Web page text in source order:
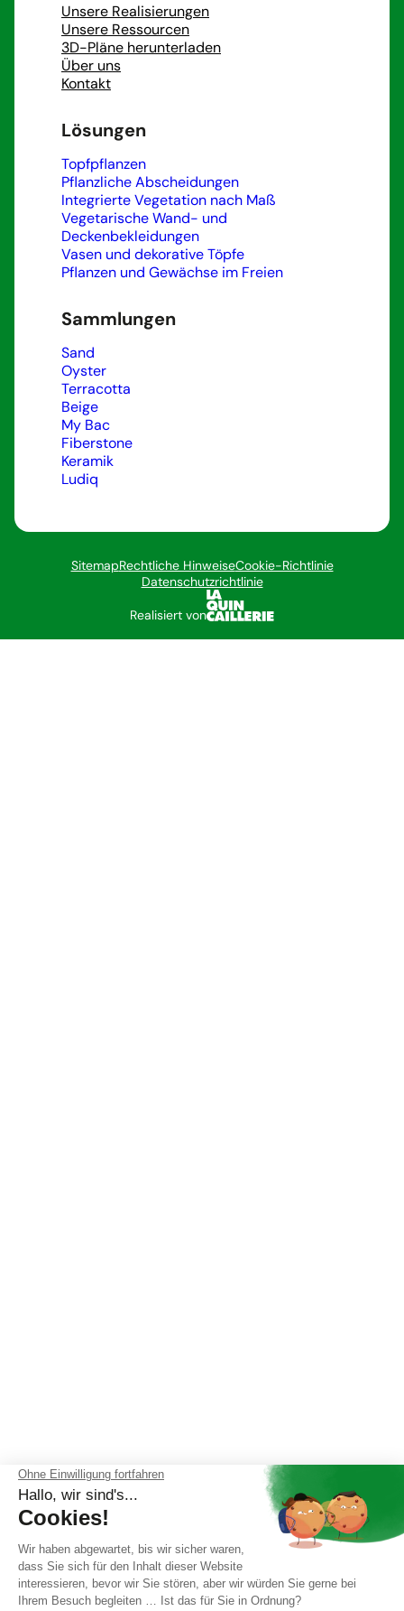
Unsere Realisierungen
Unsere Ressourcen
3D-Pläne herunterladen
Über uns
Kontakt
Lösungen
Topfpflanzen
Pflanzliche Abscheidungen
Integrierte Vegetation nach Maß
Vegetarische Wand- und
Deckenbekleidungen
Vasen und dekorative Töpfe
Pflanzen und Gewächse im Freien
Sammlungen
Sand
Oyster
Terracotta
Beige
My Bac
Fiberstone
Keramik
Ludiq
SitemapRechtliche HinweiseCookie-Richtlinie
Datenschutzrichtlinie
Realisiert von